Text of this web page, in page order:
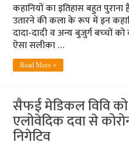
कहानियों का इतिहास बहुत
उतारने की कला के रूप में इन
दादा-दादी व अन्‍य बुजुर्ग बच्‍चों
ऐसा सलीका …
Read More »
सैफई मेडिकल विवि
एलोवेदिक दवा से
निगेटिव